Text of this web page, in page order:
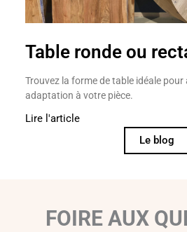
Table ronde ou
Trouvez la forme de table idéale pour
adaptation à votre pièce.
Lire l'article
Le blog
FOIRE AUX